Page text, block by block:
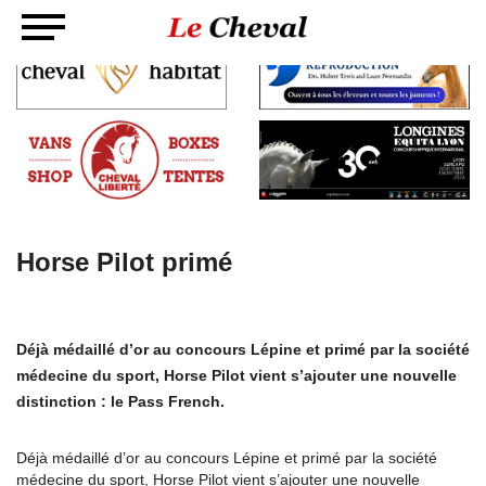
Horse Pilot primé
Déjà médaillé d’or au concours Lépine et primé par la société
médecine du sport, Horse Pilot vient s’ajouter une nouvelle
distinction : le Pass French.
Déjà médaillé d’or au concours Lépine et primé par la société
médecine du sport, Horse Pilot vient s’ajouter une nouvelle